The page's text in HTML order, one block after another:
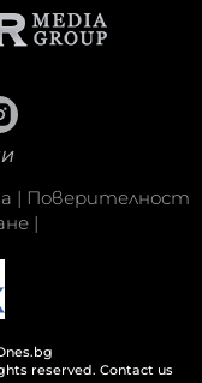
| Поверителност
|
reserved. Contact us